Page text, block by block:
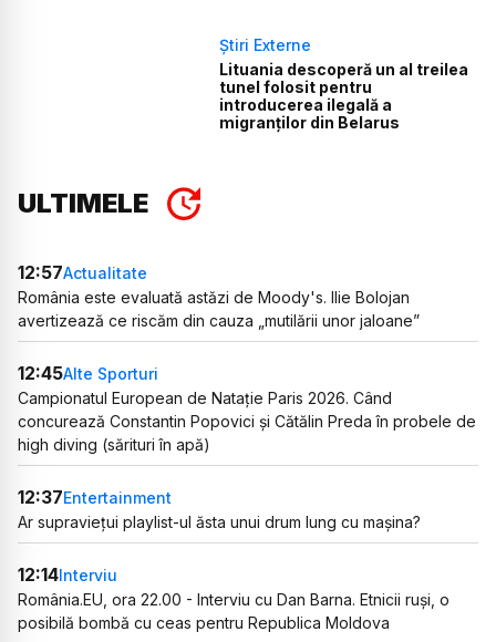
Știri Externe
Lituania descoperă un al treilea
tunel folosit pentru
introducerea ilegală a
migranților din Belarus
ULTIMELE
12:57Actualitate
România este evaluată astăzi de Moody's. Ilie Bolojan
avertizează ce riscăm din cauza „mutilării unor jaloane”
12:45Alte Sporturi
Campionatul European de Natație Paris 2026. Când
concurează Constantin Popovici și Cătălin Preda în probele de
high diving (sărituri în apă)
12:37Entertainment
Ar supraviețui playlist-ul ăsta unui drum lung cu mașina?
12:14Interviu
România.EU, ora 22.00 - Interviu cu Dan Barna. Etnicii ruși, o
posibilă bombă cu ceas pentru Republica Moldova